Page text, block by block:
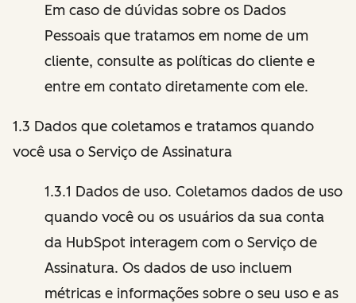
Em caso de dúvidas sobre os Dados
Pessoais que tratamos em nome de um
cliente, consulte as políticas do cliente e
entre em contato diretamente com ele.
1.3 Dados que coletamos e tratamos quando
você usa o Serviço de Assinatura
1.3.1 Dados de uso. Coletamos dados de uso
quando você ou os usuários da sua conta
da HubSpot interagem com o Serviço de
Assinatura. Os dados de uso incluem
métricas e informações sobre o seu uso e as